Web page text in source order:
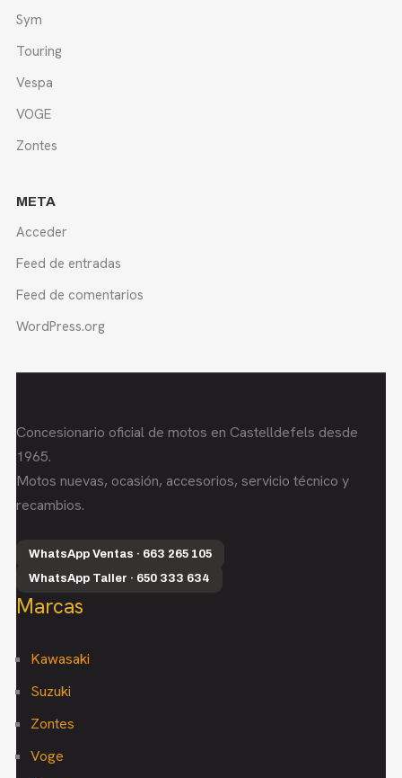
Sym
Touring
Vespa
VOGE
Zontes
META
Acceder
Feed de entradas
Feed de comentarios
WordPress.org
Concesionario oficial de motos en Castelldefels desde
1965.
Motos nuevas, ocasión, accesorios, servicio técnico y
recambios.
WhatsApp Ventas · 663 265 105
WhatsApp Taller · 650 333 634
Marcas
Kawasaki
Suzuki
Zontes
Voge